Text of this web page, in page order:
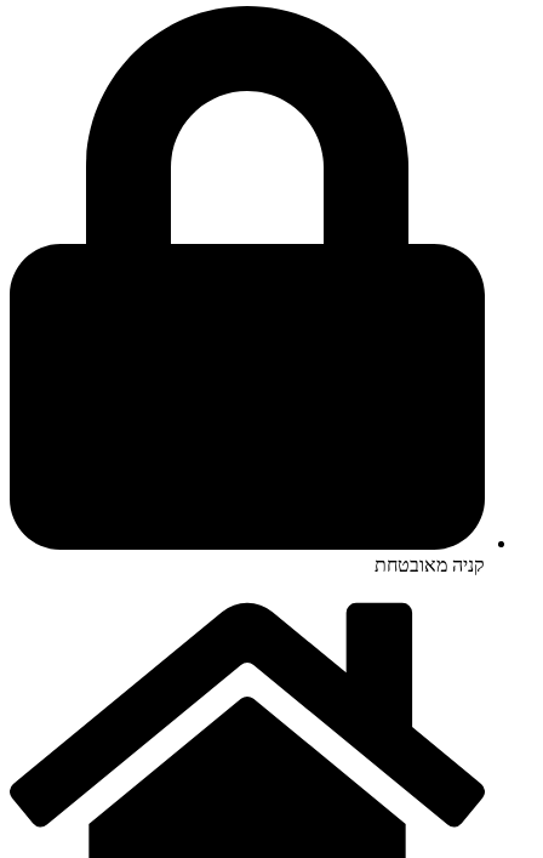
קניה מאובטחת